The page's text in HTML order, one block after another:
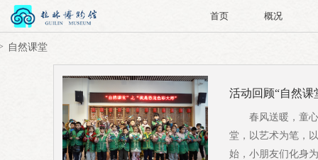
首页 概况
自然课堂
活动回顾“自然课
春风送暖，童
堂，以艺术为笔，
始，小朋友们化身